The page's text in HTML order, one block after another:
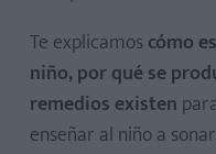
Te explicamos cómo
niño, por qué se
remedios existen
enseñar al niño a